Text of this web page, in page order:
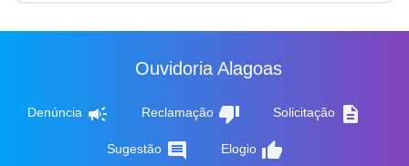
Ouvidoria Alagoas
Denúncia campaign Reclamação thumb_down Solicitação description
Sugestão comment Elogio thumb_up